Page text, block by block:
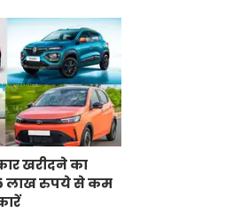
खरीदने का
5 लाख रुपये से कम